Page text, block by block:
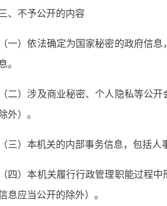
、不予公开的内容
（一）依法确定为国家秘密的政府信
。
（二）涉及商业秘密、个人隐私等公
外）。
（三）本机关的内部事务信息，包括
（四）本机关履行行政管理职能过程
息应当公开的除外）。